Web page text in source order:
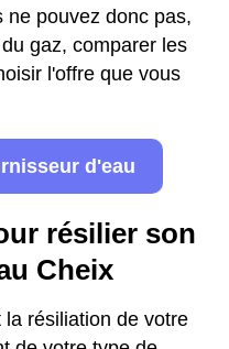
ne pouvez donc pas,
gaz, comparer les
l'offre que vous
d'eau
résilier son
Cheix
résiliation de votre